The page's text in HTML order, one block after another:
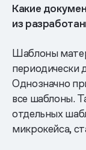
Какие
из
Шаблоны
периодически
Однозначно
все шаблоны.
отдельных
микрокейса,